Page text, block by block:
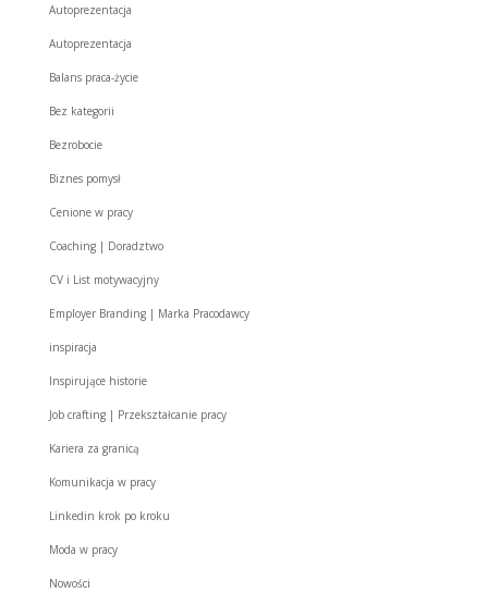
Autoprezentacja
Autoprezentacja
Balans praca-życie
Bez kategorii
Bezrobocie
Biznes pomysł
Cenione w pracy
Coaching | Doradztwo
CV i List motywacyjny
Employer Branding | Marka Pracodawcy
inspiracja
Inspirujące historie
Job crafting | Przekształcanie pracy
Kariera za granicą
Komunikacja w pracy
Linkedin krok po kroku
Moda w pracy
Nowości